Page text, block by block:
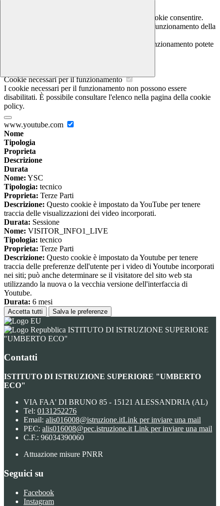
In questa schermata è possibile scegliere quali cookie consentire.
I cookie necessari sono quelli che consentono il funzionamento della
Per conoscere quali sono i cookie necessari al funzionamento potete
Cookie necessari per il funzionamento
I cookie necessari per il funzionamento non possono essere
disabilitati. È possibile consultare l'elenco nella pagina della cookie
policy.
www.youtube.com
Nome
Tipologia
Proprieta
Descrizione
Durata
Nome: YSC
Tipologia: tecnico
Proprieta: Terze Parti
Descrizione: Questo cookie è impostato da YouTube per tenere
traccia delle visualizzazioni dei video incorporati.
Durata: Sessione
Nome: VISITOR_INFO1_LIVE
Tipologia: tecnico
Proprieta: Terze Parti
Descrizione: Questo cookie è impostato da Youtube per tenere
traccia delle preferenze dell'utente per i video di Youtube incorporati
nei siti; può anche determinare se il visitatore del sito web sta
utilizzando la nuova o la vecchia versione dell'interfaccia di
Youtube.
Durata: 6 mesi
Accetta tutti Salva le preferenze
ISTITUTO DI ISTRUZIONE SUPERIORE
"UMBERTO ECO"
Contatti
ISTITUTO DI ISTRUZIONE SUPERIORE "UMBERTO
ECO"
VIA FAA' DI BRUNO 85 - 15121 ALESSANDRIA (AL)
Tel: 0131252276
Email: alis016008@istruzione.itLink per inviare una mail
PEC: alis016008@pec.istruzione.it Link per inviare una mail
C.F.: 96034390060
Attuazione misure PNRR
Seguici su
Facebook
Instagram